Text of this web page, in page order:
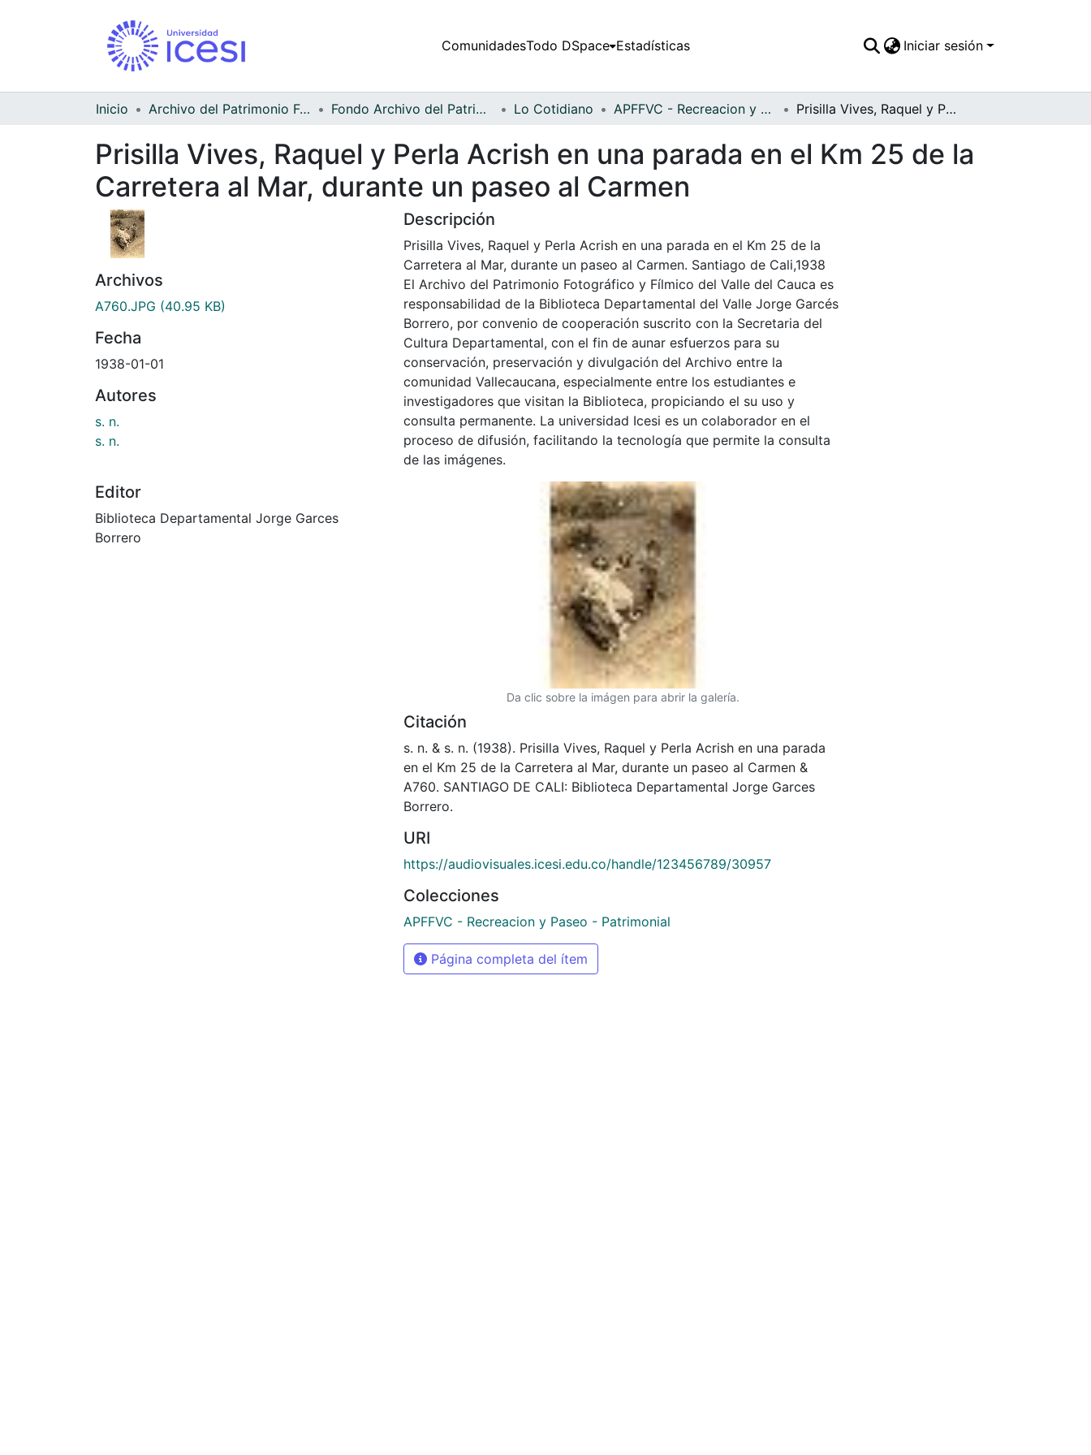
ComunidadesTodo DSpace Estadísticas Iniciar sesión
Inicio Archivo del Patrimonio Fotográfico y Fílmico del Valle del Cauca Fondo Archivo del Patrimonio Fotográfico y Fílmico del Valle del Cauca Lo Cotidiano APFFVC - Recreacion y Paseo - Patrimonial Prisilla Vives, Raquel y Perla Acrish en una parada en el Km 25 de la Carretera al Mar, durante un paseo al Carmen
Prisilla Vives, Raquel y Perla Acrish en una parada en el Km 25 de la
Carretera al Mar, durante un paseo al Carmen
Archivos
A760.JPG (40.95 KB)
Fecha
1938-01-01
Autores
s. n.
s. n.
Editor
Biblioteca Departamental Jorge Garces
Borrero
Descripción
Prisilla Vives, Raquel y Perla Acrish en una parada en el Km 25 de la
Carretera al Mar, durante un paseo al Carmen. Santiago de Cali,1938
El Archivo del Patrimonio Fotográfico y Fílmico del Valle del Cauca es
responsabilidad de la Biblioteca Departamental del Valle Jorge Garcés
Borrero, por convenio de cooperación suscrito con la Secretaria del
Cultura Departamental, con el fin de aunar esfuerzos para su
conservación, preservación y divulgación del Archivo entre la
comunidad Vallecaucana, especialmente entre los estudiantes e
investigadores que visitan la Biblioteca, propiciando el su uso y
consulta permanente. La universidad Icesi es un colaborador en el
proceso de difusión, facilitando la tecnología que permite la consulta
de las imágenes.
Da clic sobre la imágen para abrir la galería.
Citación
s. n. & s. n. (1938). Prisilla Vives, Raquel y Perla Acrish en una parada
en el Km 25 de la Carretera al Mar, durante un paseo al Carmen &
A760. SANTIAGO DE CALI: Biblioteca Departamental Jorge Garces
Borrero.
URI
https://audiovisuales.icesi.edu.co/handle/123456789/30957
Colecciones
APFFVC - Recreacion y Paseo - Patrimonial
Página completa del ítem